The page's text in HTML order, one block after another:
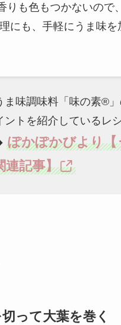
りも色もつかないので
にも、手軽にうま味を
ま味調味料「味の素®︎」
ントを紹介しているレ
ぽかぽかびより【
連記事】
って大葉を巻く